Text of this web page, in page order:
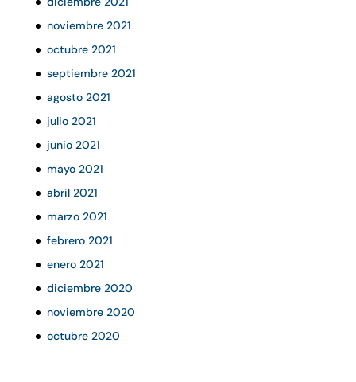
noviembre 2021
octubre 2021
septiembre 2021
agosto 2021
julio 2021
junio 2021
mayo 2021
abril 2021
marzo 2021
febrero 2021
enero 2021
diciembre 2020
noviembre 2020
octubre 2020